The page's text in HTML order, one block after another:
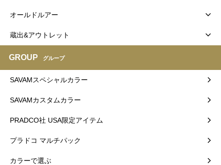
オールドルアー
蔵出&アウトレット
GROUP グループ
SAVAMスペシャルカラー
SAVAMカスタムカラー
PRADCO社 USA限定アイテム
プラドコ マルチパック
カラーで選ぶ